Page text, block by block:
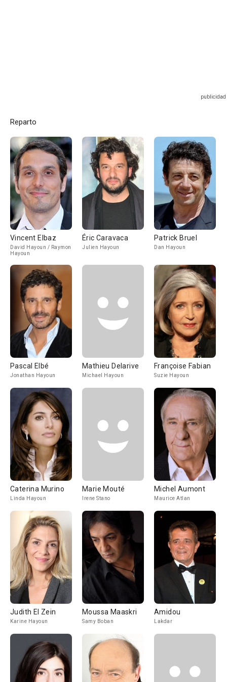
Reparto
Vincent Elbaz
David Hayoun / Raymon
Hayoun
Éric Caravaca
Julien Hayoun
Patrick Bruel
Dan Hayoun
Pascal Elbé
Jonathan Hayoun
Mathieu Delarive
Michael Hayoun
Françoise Fabian
Suzie Hayoun
Caterina Murino
Linda Hayoun
Marie Mouté
Irene Stano
Michel Aumont
Maurice Atlan
Judith El Zein
Karine Hayoun
Moussa Maaskri
Samy Boban
Amidou
Lakdar